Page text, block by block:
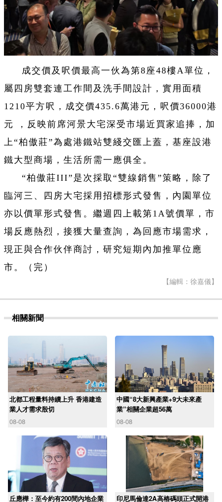
成交價及呎價最高一伙為第8座48樓A單位，
屬四房雙套連工作間及洗手間設計，實用面積
1210平方呎，成交價435.6萬港元，呎價36000港
元 ，反映前席河景大宅深受市場近買家追捧，加
上“柏傲莊”為處港鐵站雙綫交匯上蓋，基座設港
鐵大型商場，生活所需一應俱全。
“柏傲莊III”是次採取“雙線銷售”策略，除了
臨河三、四房大宅採用招標形式發售，內園單位
亦以價單形式發售。繼週四上載第1A號價單，市
場反應熱烈，接獲大量查詢，為回應市場需求，
現正與合作伙伴商討，研究短期內加推單位應
市。（完）
【編輯：徐嘉儀】
相關新聞
北都工程量料持續上升 香港建造
業人才需求殷切
08-08
中國“8大新興產業+9大未來產
業”相關企業超56萬
08-08
丘應樺：至今約有200間內地企業 印尼馬倫達2A高樁碼頭正式開港